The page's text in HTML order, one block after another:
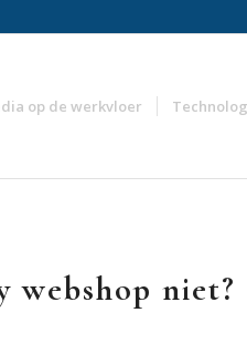
op de werkvloer
webshop niet?